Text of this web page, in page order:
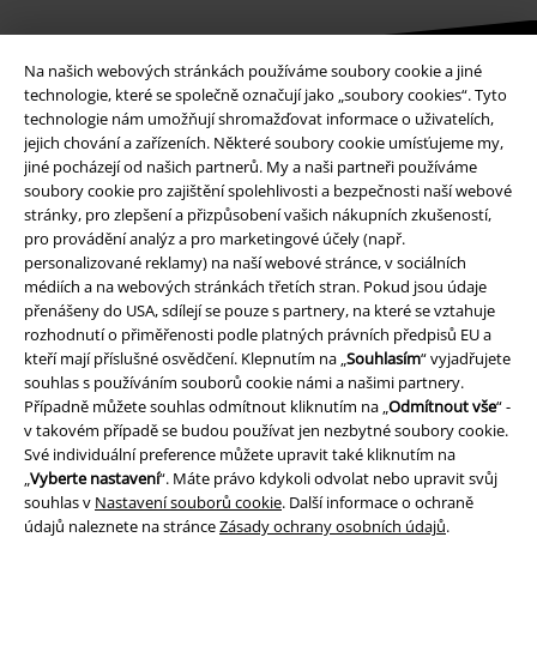
Na našich webových stránkách používáme soubory cookie a jiné
technologie, které se společně označují jako „soubory cookies“. Tyto
technologie nám umožňují shromažďovat informace o uživatelích,
jejich chování a zařízeních. Některé soubory cookie umísťujeme my,
jiné pocházejí od našich partnerů. My a naši partneři používáme
soubory cookie pro zajištění spolehlivosti a bezpečnosti naší webové
stránky, pro zlepšení a přizpůsobení vašich nákupních zkušeností,
pro provádění analýz a pro marketingové účely (např.
personalizované reklamy) na naší webové stránce, v sociálních
médiích a na webových stránkách třetích stran. Pokud jsou údaje
přenášeny do USA, sdílejí se pouze s partnery, na které se vztahuje
rozhodnutí o přiměřenosti podle platných právních předpisů EU a
kteří mají příslušné osvědčení. Klepnutím na „Souhlasím“ vyjadřujete
souhlas s používáním souborů cookie námi a našimi partnery.
Případně můžete souhlas odmítnout kliknutím na „Odmítnout vše“ -
v takovém případě se budou používat jen nezbytné soubory cookie.
Své individuální preference můžete upravit také kliknutím na
„Vyberte nastavení“. Máte právo kdykoli odvolat nebo upravit svůj
souhlas v Nastavení souborů cookie. Další informace o ochraně
údajů naleznete na stránceZásady ochrany osobních údajů.
Staňte se součástí komunity!
Způsoby platby
Bankovní převod Platba na dobírku
Doprava